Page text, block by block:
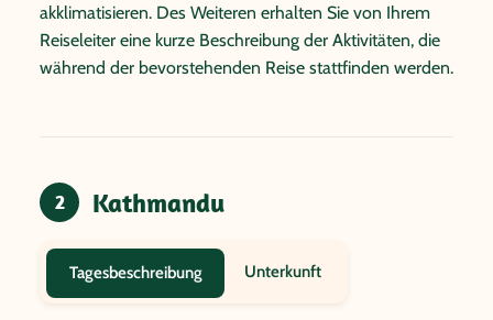
akklimatisieren. Des Weiteren erhalten Sie von Ihrem
Reiseleiter eine kurze Beschreibung der Aktivitäten, die
während der bevorstehenden Reise stattfinden werden.
2 Kathmandu
Tagesbeschreibung Unterkunft